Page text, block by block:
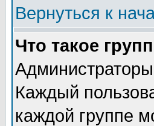
Вернуться к
Что такое
Каждый
каждой группе